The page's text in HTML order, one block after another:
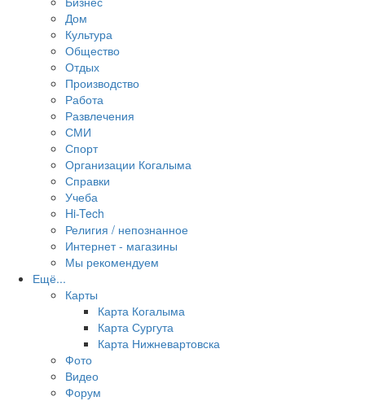
Дом
Культура
Общество
Отдых
Производство
Работа
Развлечения
СМИ
Спорт
Организации Когалыма
Справки
Учеба
Hi-Tech
Религия / непознанное
Интернет - магазины
Мы рекомендуем
Ещё...
Карты
Карта Когалыма
Карта Сургута
Карта Нижневартовска
Фото
Видео
Форум